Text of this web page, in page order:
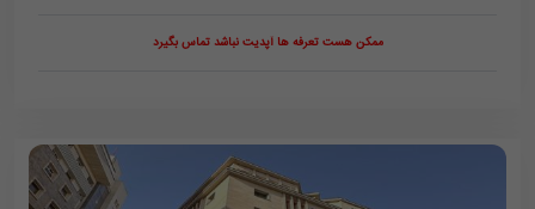
ممکن هست تعرفه ها آپدیت نباشد تماس بگیرد